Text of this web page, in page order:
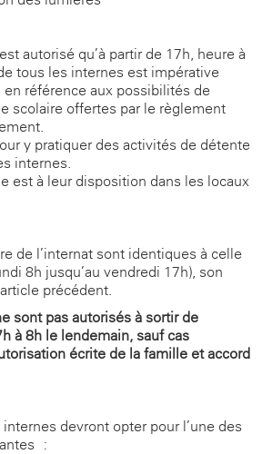
autorisé qu’à partir de 17h, heure à
tous les internes est impérative
en référence aux possibilités de
scolaire offertes par le règlement
y pratiquer des activités de détente
internes.
est à leur disposition dans les locaux
de l’internat sont identiques à celle
8h jusqu’au vendredi 17h), son
précédent.
sont pas autorisés à sortir de
à 8h le lendemain, sauf cas
écrite de la famille et accord
internes devront opter pour l’une des
: